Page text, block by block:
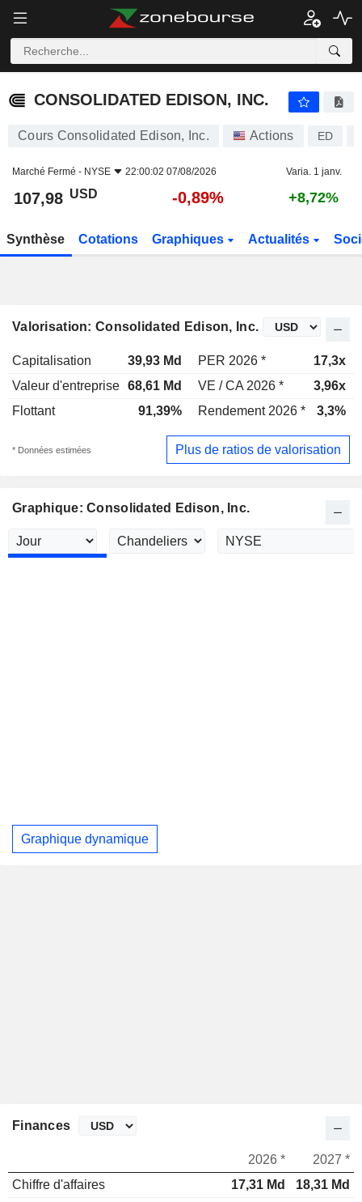
CONSOLIDATED EDISON, INC.
Cours Consolidated Edison, Inc. Actions ED
Marché Fermé - NYSE 22:00:02 07/08/2026 Varia. 1 janv.
107,98 USD -0,89% +8,72%
Synthèse Cotations Graphiques Actualités
Valorisation: Consolidated Edison, Inc.
Capitalisation 39,93 Md PER 2026 *
17,3x
Valeur d'entreprise 68,61 Md VE / CA 2026 *
3,96x
Flottant
91,39% Rendement 2026 * 3,3%
* Données estimées Plus de ratios de valorisation
Graphique: Consolidated Edison, Inc.
Graphique dynamique
Finances
2026 *
2027 *
Chiffre d'affaires
17,31 Md
18,31 Md